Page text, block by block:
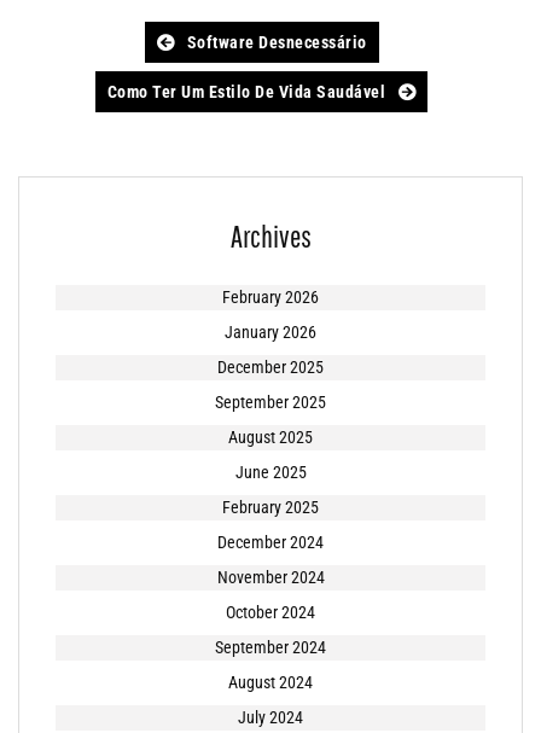
navigation
Software Desnecessário
Como Ter Um Estilo De Vida Saudável
Archives
February 2026
January 2026
December 2025
September 2025
August 2025
June 2025
February 2025
December 2024
November 2024
October 2024
September 2024
August 2024
July 2024